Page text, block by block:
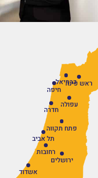
רחובות
תל אביב
חיפה
ירושלים
פתח תקווה
חדרה
אשדוד
עפולה
ראש פינהכרמיאל